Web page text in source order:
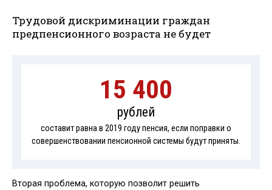
Трудовой дискриминации граждан
предпенсионного возраста не будет
15 400
рублей
составит равна в 2019 году пенсия, если поправки о
совершенствовании пенсионной системы будут приняты.
Вторая проблема, которую позволит решить